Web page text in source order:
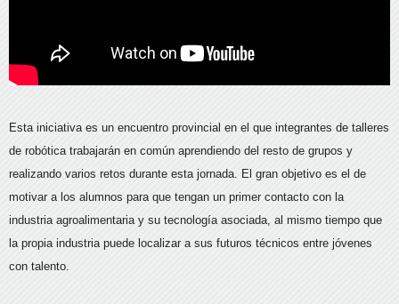
Esta iniciativa es un encuentro provincial en el que integrantes de talleres
de robótica trabajarán en común aprendiendo del resto de grupos y
realizando varios retos durante esta jornada. El gran objetivo es el de
motivar a los alumnos para que tengan un primer contacto con la
industria agroalimentaria y su tecnología asociada, al mismo tiempo que
la propia industria puede localizar a sus futuros técnicos entre jóvenes
con talento.